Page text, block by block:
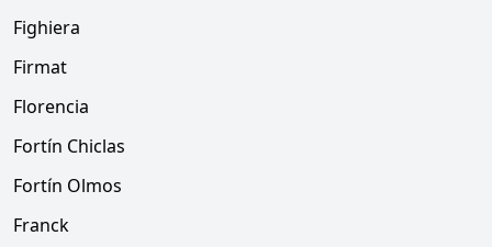
Fighiera
Firmat
Florencia
Fortín Chiclas
Fortín Olmos
Franck